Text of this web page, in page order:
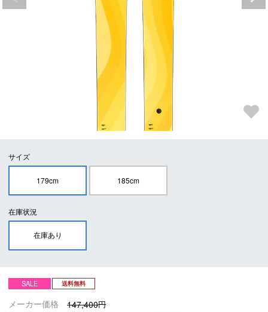
サイズ
179cm 185cm
在庫状況
在庫あり
SALE 送料無料
メーカー価格
147,400